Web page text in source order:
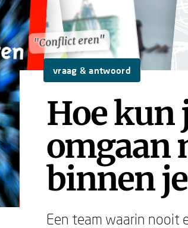
"Conflict eren"
"Conflict eren"
vraag & antwoord
Hoe kun
omgaan
binnen
Een team waarin nooit